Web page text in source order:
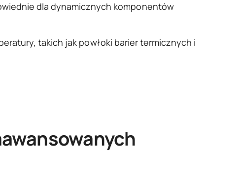
dla dynamicznych komponentów
takich jak powłoki barier termicznych i